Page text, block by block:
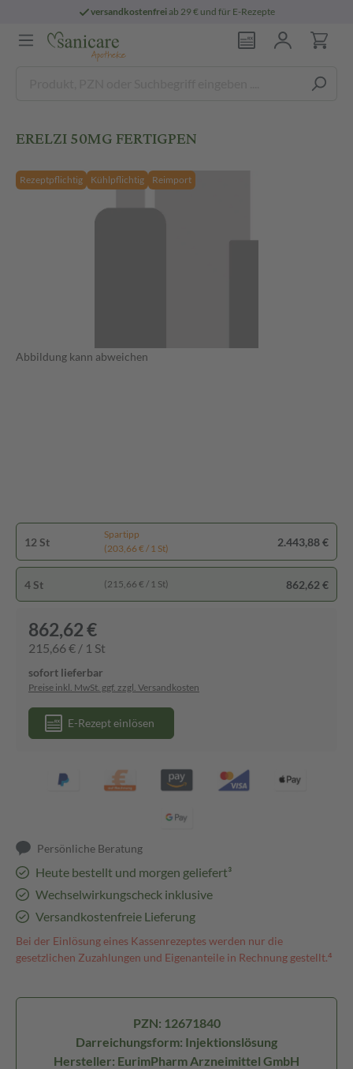
versandkostenfreiab 29 € und für E-Rezepte
ERELZI 50MG FERTIGPEN
Rezeptpflichtig Kühlpflichtig Reimport
Abbildung kann abweichen
12 St
Spartipp
(203,66 € / 1 St)
2.443,88 €
4 St (215,66 € / 1 St) 862,62 €
862,62 €
215,66 € / 1 St
sofort lieferbar
Preise inkl. MwSt. ggf. zzgl. Versandkosten
E-Rezept einlösen
Persönliche Beratung
Heute bestellt und morgen geliefert³
Wechselwirkungscheck inklusive
Versandkostenfreie Lieferung
Bei der Einlösung eines Kassenrezeptes werden nur die
gesetzlichen Zuzahlungen und Eigenanteile in Rechnung gestellt.⁴
PZN: 12671840
Darreichungsform: Injektionslösung
Hersteller: EurimPharm Arzneimittel GmbH